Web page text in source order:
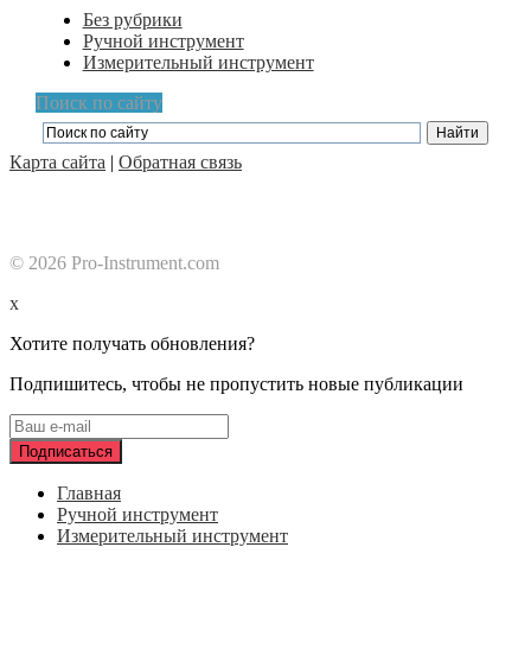
Без рубрики
Ручной инструмент
Измерительный инструмент
Поиск по сайту
Карта сайта | Обратная связь
© 2026 Pro-Instrument.com
x
Хотите получать обновления?
Подпишитесь, чтобы не пропустить новые публикации
Главная
Ручной инструмент
Измерительный инструмент